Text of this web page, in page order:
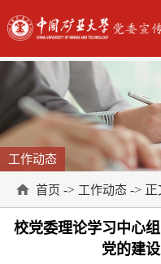
工作动态
首页 -> 工作动态 -> 正
校党委理论学习中心
党的建